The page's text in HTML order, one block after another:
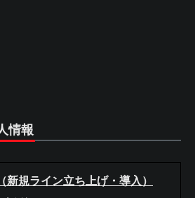
情報
新規ライン立ち上げ・導入）